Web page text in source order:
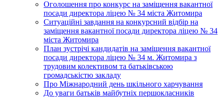
Оголошення про конкурс на заміщення вакантної
посади директора ліцею № 34 міста Житомира
Ситуаційні завдання на конкурсний відбір на
заміщення вакантної посади директора ліцею № 34
міста Житомира
План зустрічі кандидатів на заміщення вакантної
посади директора ліцею № 34 м. Житомира з
трудовим колективом та батьківською
громадськістю закладу
Про Міжнародний день шкільного харчування
До уваги батьків майбутніх першокласників